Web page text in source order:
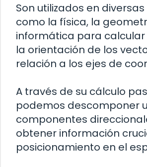
Son utilizados en
como la física, la
informática para
la orientación de los
relación a los ejes de
A través de su cálculo
podemos descomponer
componentes
obtener información
posicionamiento en el